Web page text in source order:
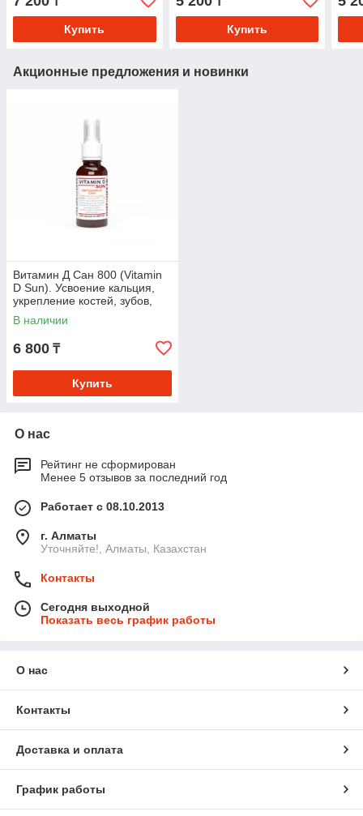
Купить Купить
Акционные предложения и новинки
Витамин Д Сан 800 (Vitamin
D Sun). Усвоение кальция,
укрепление костей, зубов,
поддержка иммунной,
нервной систем
В наличии
6 800 ₸
Купить
О нас
Рейтинг не сформирован
Менее 5 отзывов за последний год
Работает с 08.10.2013
г. Алматы
Уточняйте!, Алматы, Казахстан
Контакты
Сегодня выходной
Показать весь график работы
О нас
Контакты
Доставка и оплата
График работы